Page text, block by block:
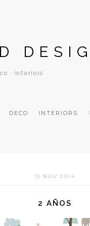
· interiors
DECO INTERIORS
13 NOV 2014
2 AÑOS